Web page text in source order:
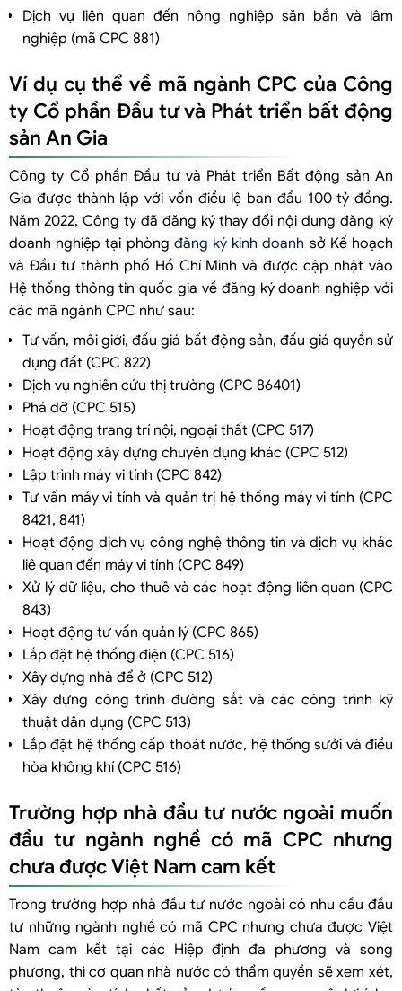
Dịch vụ liên quan đến nông nghiệp săn bắn và lâm
nghiệp (mã CPC 881)
Ví dụ cụ thể về mã ngành CPC của Công
ty Cổ phần Đầu tư và Phát triển bất động
sản An Gia
Công ty Cổ phần Đầu tư và Phát triển Bất động sản An
Gia được thành lập với vốn điều lệ ban đầu 100 tỷ đồng.
Năm 2022, Công ty đã đăng ký thay đổi nội dung đăng ký
doanh nghiệp tại phòng đăng ký kinh doanh sở Kế hoạch
và Đầu tư thành phố Hồ Chí Minh và được cập nhật vào
Hệ thống thông tin quốc gia về đăng ký doanh nghiệp với
các mã ngành CPC như sau:
Tư vấn, môi giới, đấu giá bất động sản, đấu giá quyền sử
dụng đất (CPC 822)
Dịch vụ nghiên cứu thị trường (CPC 86401)
Phá dỡ (CPC 515)
Hoạt động trang trí nội, ngoại thất (CPC 517)
Hoạt động xây dựng chuyên dụng khác (CPC 512)
Lập trình máy vi tính (CPC 842)
Tư vấn máy vi tính và quản trị hệ thống máy vi tính (CPC
8421, 841)
Hoạt động dịch vụ công nghệ thông tin và dịch vụ khác
liê quan đến máy vi tính (CPC 849)
Xử lý dữ liệu, cho thuê và các hoạt động liên quan (CPC
843)
Hoạt động tư vấn quản lý (CPC 865)
Lắp đặt hệ thống điện (CPC 516)
Xây dựng nhà để ở (CPC 512)
Xây dựng công trình đường sắt và các công trình kỹ
thuật dân dụng (CPC 513)
Lắp đặt hệ thống cấp thoát nước, hệ thống sưởi và điều
hòa không khí (CPC 516)
Trường hợp nhà đầu tư nước ngoài muốn
đầu tư ngành nghề có mã CPC nhưng
chưa được Việt Nam cam kết
Trong trường hợp nhà đầu tư nước ngoài có nhu cầu đầu
tư những ngành nghề có mã CPC nhưng chưa được Việt
Nam cam kết tại các Hiệp định đa phương và song
phương, thì cơ quan nhà nước có thẩm quyền sẽ xem xét,